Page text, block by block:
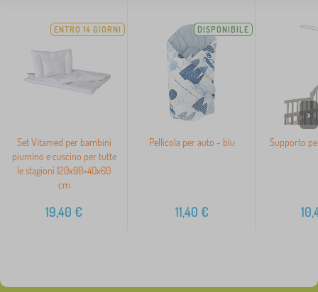
ENTRO 14 GIORNI
Set Vitamed per bambini
piumino e cuscino per tutte
le stagioni 120x90+40x60
cm
19,40 €
DISPONIBILE
Pellicola per auto - blu
11,40 €
Supporto
>